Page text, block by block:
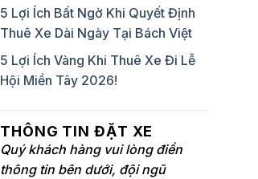
5 Lợi Ích Bất Ngờ Khi Quyết Định
Thuê Xe Dài Ngày Tại Bách Việt
5 Lợi Ích Vàng Khi Thuê Xe Đi Lễ
Hội Miền Tây 2026!
THÔNG TIN ĐẶT XE
Quý khách hàng vui lòng điền
thông tin bên dưới, đội ngũ